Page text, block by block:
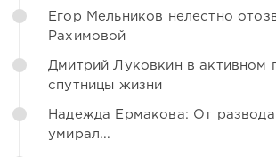
Егор Мельников нелестно
Рахимовой
Дмитрий Луковкин в активном
спутницы жизни
Надежда Ермакова: От развода
умирал...